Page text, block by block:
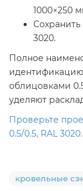
1000×250
3020.
Полное
облицовками
уделяют
Проверьте
0.5/0.5, RAL 3020.
кровельные